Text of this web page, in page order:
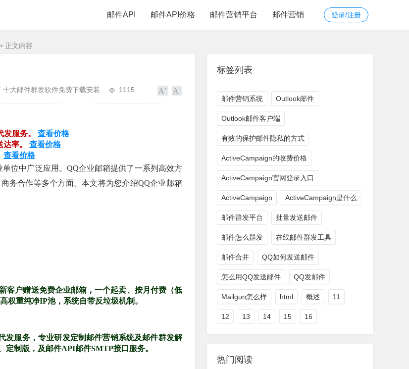
登录/注册
邮件API 邮件API价格 邮件营销平台 邮件营销
正文内容
十大邮件群发软件免费下载安装 1115
发服务。 查看价格
达率。 查看价格
查看价格
位中广泛应用。QQ企业邮箱提供了一系列高效方
务合作等多个方面。本文将为您介绍QQ企业邮箱
客户赠送免费企业邮箱，一个起卖、按月付费（低
权重纯净IP池，系统自带反垃圾机制。
发服务，专业研发定制邮件营销系统及邮件群发解
制版，及邮件API邮件SMTP接口服务。
标签列表
邮件营销系统 Outlook邮件
Outlook邮件客户端
有效的保护邮件隐私的方式
ActiveCampaign的收费价格
ActiveCampaign官网登录入口
ActiveCampaign ActiveCampaign是什么
邮件群发平台 批量发送邮件
邮件怎么群发 在线邮件群发工具
邮件合并 QQ如何发送邮件
怎么用QQ发送邮件 QQ发邮件
Mailgun怎么样 html 概述 11
12 13 14 15 16
热门阅读